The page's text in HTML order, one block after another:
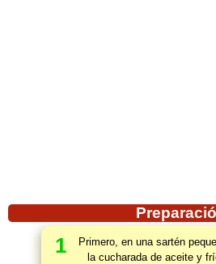
1
Primero, en una sartén
la cucharada de aceite y